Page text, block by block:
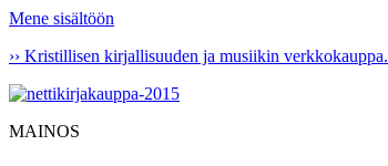
Mene sisältöön
›› Kristillisen kirjallisuuden ja musiikin verkkokauppa.
MAINOS